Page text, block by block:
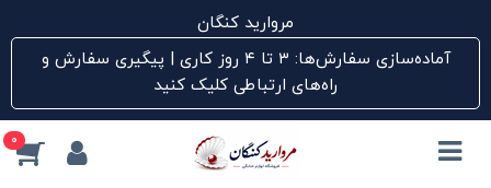
مروارید کنگان
آماده‌سازی سفارش‌ها: ۳ تا ۴ روز کاری | پیگیری سفارش و
راه‌های ارتباطی کلیک کنید
0